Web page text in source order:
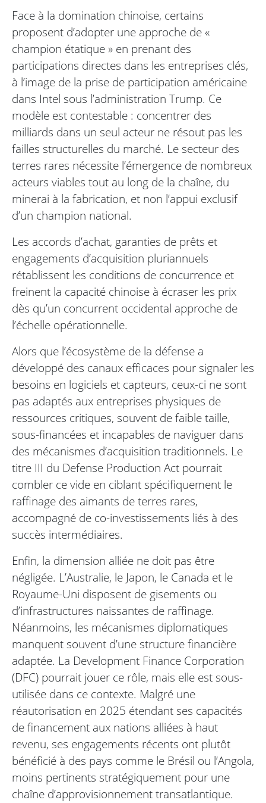
Face à la domination chinoise, certains
proposent d’adopter une approche de «
champion étatique » en prenant des
participations directes dans les entreprises clés,
à l’image de la prise de participation américaine
dans Intel sous l’administration Trump. Ce
modèle est contestable : concentrer des
milliards dans un seul acteur ne résout pas les
failles structurelles du marché. Le secteur des
terres rares nécessite l’émergence de nombreux
acteurs viables tout au long de la chaîne, du
minerai à la fabrication, et non l’appui exclusif
d’un champion national.
Les accords d’achat, garanties de prêts et
engagements d’acquisition pluriannuels
rétablissent les conditions de concurrence et
freinent la capacité chinoise à écraser les prix
dès qu’un concurrent occidental approche de
l’échelle opérationnelle.
Alors que l’écosystème de la défense a
développé des canaux efficaces pour signaler les
besoins en logiciels et capteurs, ceux-ci ne sont
pas adaptés aux entreprises physiques de
ressources critiques, souvent de faible taille,
sous-financées et incapables de naviguer dans
des mécanismes d’acquisition traditionnels. Le
titre III du Defense Production Act pourrait
combler ce vide en ciblant spécifiquement le
raffinage des aimants de terres rares,
accompagné de co-investissements liés à des
succès intermédiaires.
Enfin, la dimension alliée ne doit pas être
négligée. L’Australie, le Japon, le Canada et le
Royaume-Uni disposent de gisements ou
d’infrastructures naissantes de raffinage.
Néanmoins, les mécanismes diplomatiques
manquent souvent d’une structure financière
adaptée. La Development Finance Corporation
(DFC) pourrait jouer ce rôle, mais elle est sous-
utilisée dans ce contexte. Malgré une
réautorisation en 2025 étendant ses capacités
de financement aux nations alliées à haut
revenu, ses engagements récents ont plutôt
bénéficié à des pays comme le Brésil ou l’Angola,
moins pertinents stratégiquement pour une
chaîne d’approvisionnement transatlantique.